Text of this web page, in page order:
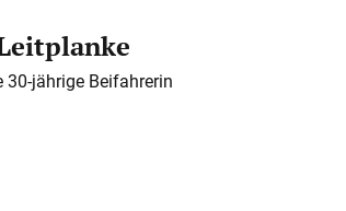
30-jährige Beifahrerin